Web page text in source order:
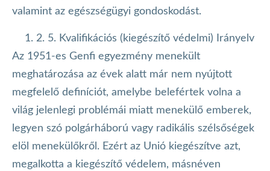
valamint az egészségügyi gondoskodást.
2. 5. Kvalifikációs (kiegészítő védelmi) Irányelv
Az 1951-es Genfi egyezmény menekült
meghatározása az évek alatt már nem nyújtott
megfelelő definíciót, amelybe belefértek volna a
világ jelenlegi problémái miatt menekülő emberek,
legyen szó polgárháború vagy radikális szélsőségek
elöl menekülőkről. Ezért az Unió kiegészítve azt,
megalkotta a kiegészítő védelem, másnéven